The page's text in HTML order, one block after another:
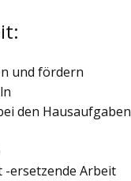
und fördern
den Hausaufgaben
-ersetzende Arbeit